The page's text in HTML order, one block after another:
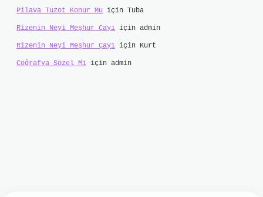
Pilava Tuzot Konur Mu için Tuba
Rizenin Neyi Meşhur Çayı için admin
Rizenin Neyi Meşhur Çayı için Kurt
Coğrafya Sözel Mi için admin